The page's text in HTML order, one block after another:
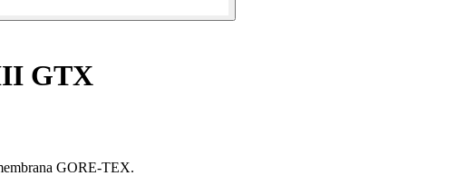
GTX
GORE-TEX.